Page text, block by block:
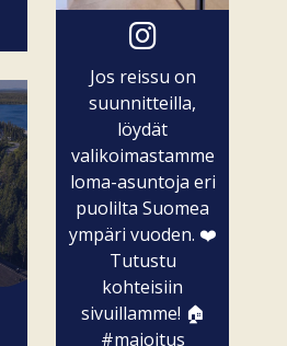
Jos reissu on
suunnitteilla,
löydät
valikoimastamme
loma-asuntoja eri
puolilta Suomea
ympäri vuoden. ❤️
Tutustu
kohteisiin
sivuillamme! 🏠
#majoitus